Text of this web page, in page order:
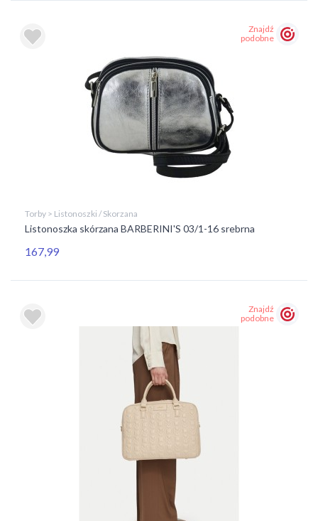
Znajdź
podobne
Torby > Listonoszki / Skorzana
Listonoszka skórzana BARBERINI'S 03/1-16 srebrna
167,99
Znajdź
podobne